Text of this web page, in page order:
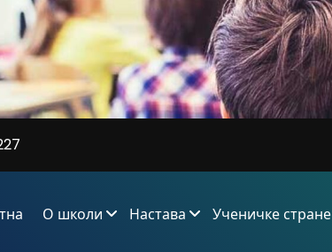
О школи Настава Ученичке стране